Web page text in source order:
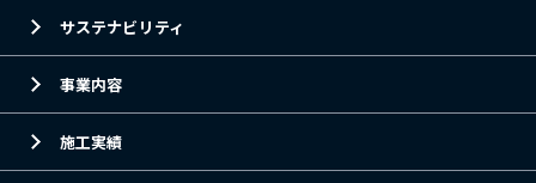
サステナビリティ
事業内容
施工実績